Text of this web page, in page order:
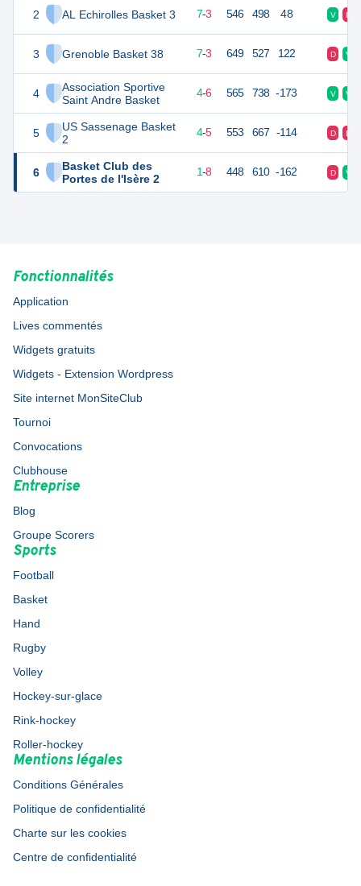
2 AL Echirolles Basket 3
3 Grenoble Basket 38
4
Association Sportive
Saint Andre Basket
5
US Sassenage Basket
2
6
Basket Club des
Portes de l'Isère 2
17 10 7-3 546 498 48 V D
17 7-3 649 527 122 D V
14 4-6 565 738 -173 V V
13 10 4-5 553 667 -114 D D
10 1-8 448 610 -162 D V
Fonctionnalités
Application
Lives commentés
Widgets gratuits
Widgets - Extension Wordpress
Site internet MonSiteClub
Tournoi
Convocations
Clubhouse
Entreprise
Blog
Groupe Scorers
Sports
Football
Basket
Hand
Rugby
Volley
Hockey-sur-glace
Rink-hockey
Roller-hockey
Mentions légales
Conditions Générales
Politique de confidentialité
Charte sur les cookies
Centre de confidentialité